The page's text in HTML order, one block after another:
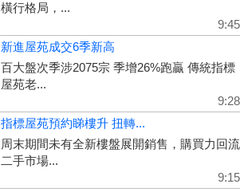
橫行格局，...
9:45
新進屋苑成交6季新高
百大盤次季涉2075宗 季增26%跑贏 傳統指標
屋苑老...
9:28
指標屋苑預約睇樓升 扭轉...
周末期間未有全新樓盤展開銷售，購買力回流
二手市場...
9:15